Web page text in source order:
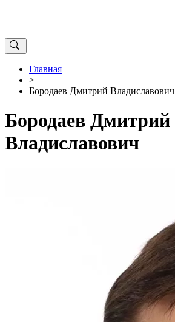
Главная
>
Бородаев Дмитрий Владиславович
Бородаев Дмитрий
Владиславович